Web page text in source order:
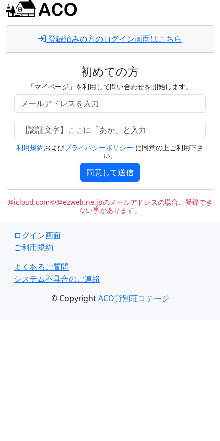
登録済みの方のログイン画面はこちら
初めての方
「マイページ」を利用して問い合わせを開始します。
利用規約およびプライバシーポリシー に同意の上ご利用下さ
い。
同意して送信
@icloud.comや@ezweb.ne.jpのメールアドレスの場合、登録でき
ない事があります。
ログイン画面
ご利用規約
よくあるご質問
システム不具合のご連絡
© CopyrightACO貸別荘コテージ